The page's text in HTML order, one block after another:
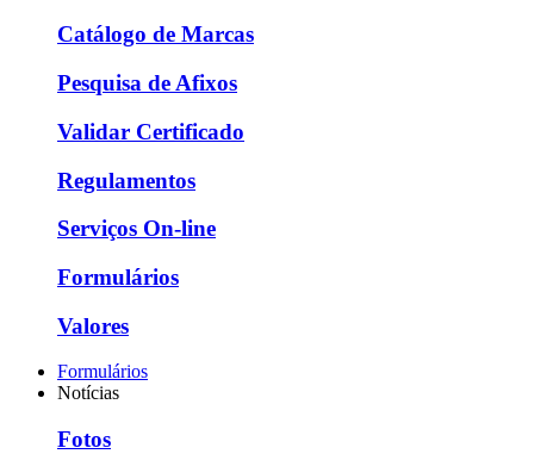
Catálogo de Marcas
Pesquisa de Afixos
Validar Certificado
Regulamentos
Serviços On-line
Formulários
Valores
Formulários
Notícias
Fotos